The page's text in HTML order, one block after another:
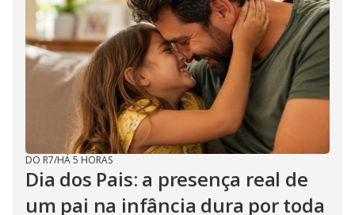
DO R7/HÁ 5 HORAS
Dia dos Pais: a presença real de
um pai na infância dura por toda